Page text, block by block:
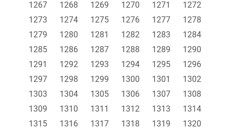
1267
1268 1269 1270 1271
1272
1273
1274 1275 1276 1277
1278
1279
1280 1281 1282 1283
1284
1285
1286 1287 1288 1289
1290
1291
1292 1293 1294 1295
1296
1297
1298 1299 1300 1301
1302
1303
1304 1305 1306 1307
1308
1309
1310 1311 1312 1313
1314
1315
1316 1317 1318 1319
1320